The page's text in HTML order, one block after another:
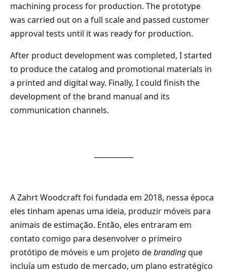
machining process for production. The prototype
was carried out on a full scale and passed customer
approval tests until it was ready for production.
After product development was completed, I started
to produce the catalog and promotional materials in
a printed and digital way. Finally, I could finish the
development of the brand manual and its
communication channels.
A Zahrt Woodcraft foi fundada em 2018, nessa época
eles tinham apenas uma ideia, produzir móveis para
animais de estimação. Então, eles entraram em
contato comigo para desenvolver o primeiro
protótipo de móveis e um projeto debrandingque
incluía um estudo de mercado, um plano estratégico